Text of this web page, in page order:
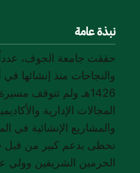
نبذة عامة
حققت جامعة الجوف،
والنجاحات منذ إنشائها
1426هـ ولم تتوقف
المجالات الإدارية
والمشاريع الإنشائية في
تحظى بدعم كبير من قبل
الحرمين الشريفين وولي